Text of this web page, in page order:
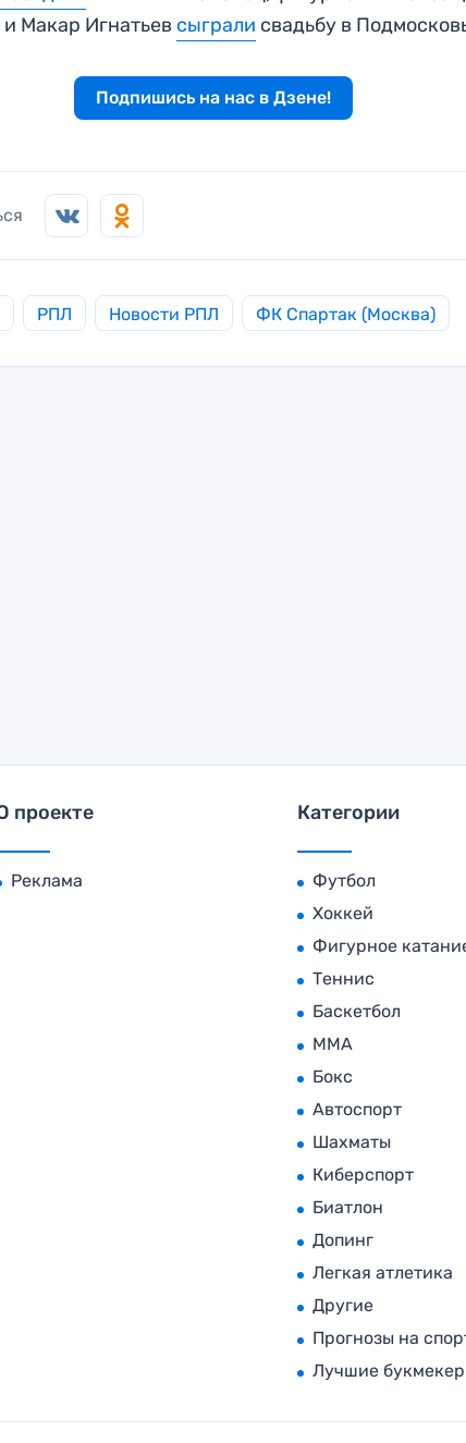
и Макар Игнатьев сыграли свадьбу в
Подпишись на нас в Дзене!
РПЛ Новости РПЛ ФК Спартак (Москва)
проекте
Реклама
Категории
Футбол
Хоккей
Фигурное
Теннис
Баскетбол
MMA
Бокс
Автоспорт
Шахматы
Киберспорт
Биатлон
Допинг
Легкая атлетика
Другие
Прогнозы на
Лучшие